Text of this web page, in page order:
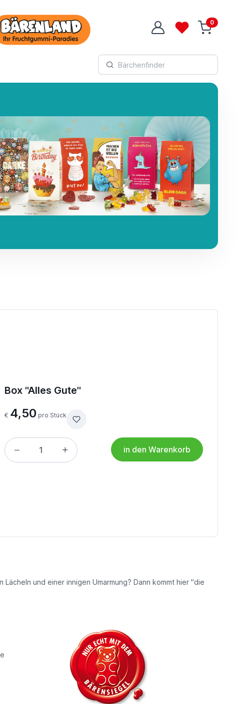
LoginWunschliste
0
Box "Alles Gute"
€ 4,50pro Stück
in den Warenkorb
und einer innigen Umarmung? Dann kommt hier "die